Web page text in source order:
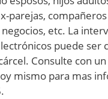
parejas,
etc. La
puede ser
Consulte con
mismo para mas